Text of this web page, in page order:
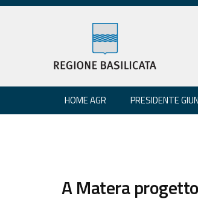
HOME AGR PRESIDENTE
A Matera